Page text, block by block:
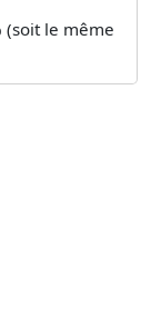
(soit le même